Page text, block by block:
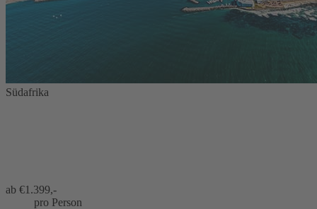
Südafrika
ab €1.399,-
pro Person